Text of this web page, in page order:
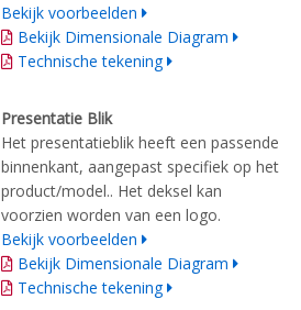
Bekijk voorbeelden
Bekijk Dimensionale Diagram
Technische tekening
Presentatie Blik
Het presentatieblik heeft een passende
binnenkant, aangepast specifiek op het
product/model.. Het deksel kan
voorzien worden van een logo.
Bekijk voorbeelden
Bekijk Dimensionale Diagram
Technische tekening